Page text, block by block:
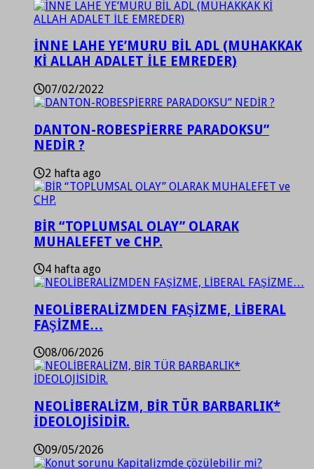
İNNE LAHE YE’MURU BİL ADL (MUHAKKAK
Kİ ALLAH ADALET İLE EMREDER)
07/02/2022
DANTON-ROBESPİERRE PARADOKSU”
NEDİR ?
2 hafta ago
BİR “TOPLUMSAL OLAY” OLARAK
MUHALEFET ve CHP.
4 hafta ago
NEOLİBERALİZMDEN FAŞİZME, LİBERAL
FAŞİZME…
08/06/2026
NEOLİBERALİZM, BİR TÜR BARBARLIK*
İDEOLOJİSİDİR.
09/05/2026